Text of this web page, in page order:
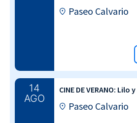
Paseo Calvario
14
AGO
CINE DE VERANO: Lilo
Paseo Calvario